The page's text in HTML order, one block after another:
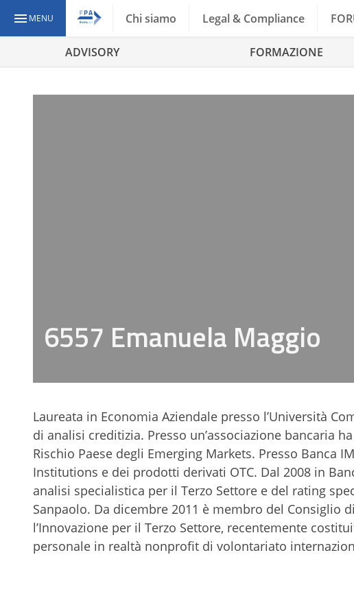
MENU Chi siamo Legal & Compliance
ADVISORY FORMAZIONE
6557 Emanuela Maggio
Laureata in Economia Aziendale presso l’Università
di analisi creditizia. Presso un’associazione bancaria
Rischio Paese degli Emerging Markets. Presso Banca
Institutions e dei prodotti derivati OTC. Dal 2008 in
analisi specialistica per il Terzo Settore e del rating
Sanpaolo. Da dicembre 2011 è membro del Consiglio
l’Innovazione per il Terzo Settore, recentemente
personale in realtà nonprofit di volontariato